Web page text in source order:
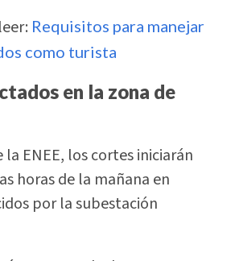
Requisitos para manejar
como turista
en la zona de
la ENEE, los cortes iniciarán
horas de la mañana en
por la subestación